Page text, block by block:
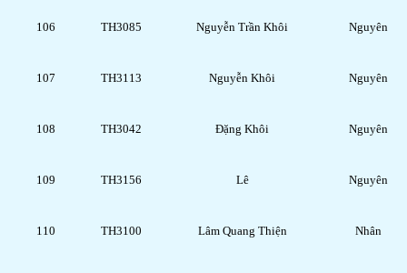
106 TH3085 Nguyễn Trần Khôi Nguyên
107 TH3113 Nguyễn Khôi Nguyên
108 TH3042 Đặng Khôi Nguyên
109 TH3156 Lê Nguyên
110 TH3100 Lâm Quang Thiện Nhân